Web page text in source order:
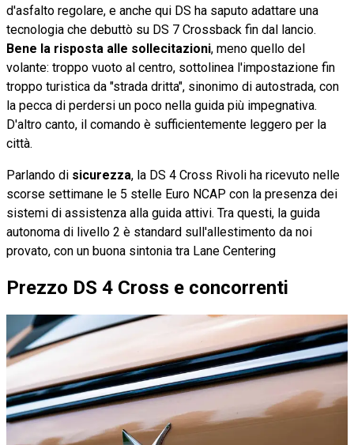
d'asfalto regolare, e anche qui DS ha saputo adattare una
tecnologia che debuttò su DS 7 Crossback fin dal lancio.
Bene la risposta alle sollecitazioni, meno quello del
volante: troppo vuoto al centro, sottolinea l'impostazione fin
troppo turistica da "strada dritta", sinonimo di autostrada, con
la pecca di perdersi un poco nella guida più impegnativa.
D'altro canto, il comando è sufficientemente leggero per la
città.
Parlando di sicurezza, la DS 4 Cross Rivoli ha ricevuto nelle
scorse settimane le 5 stelle Euro NCAP con la presenza dei
sistemi di assistenza alla guida attivi. Tra questi, la guida
autonoma di livello 2 è standard sull'allestimento da noi
provato, con un buona sintonia tra Lane Centering
Prezzo DS 4 Cross e concorrenti